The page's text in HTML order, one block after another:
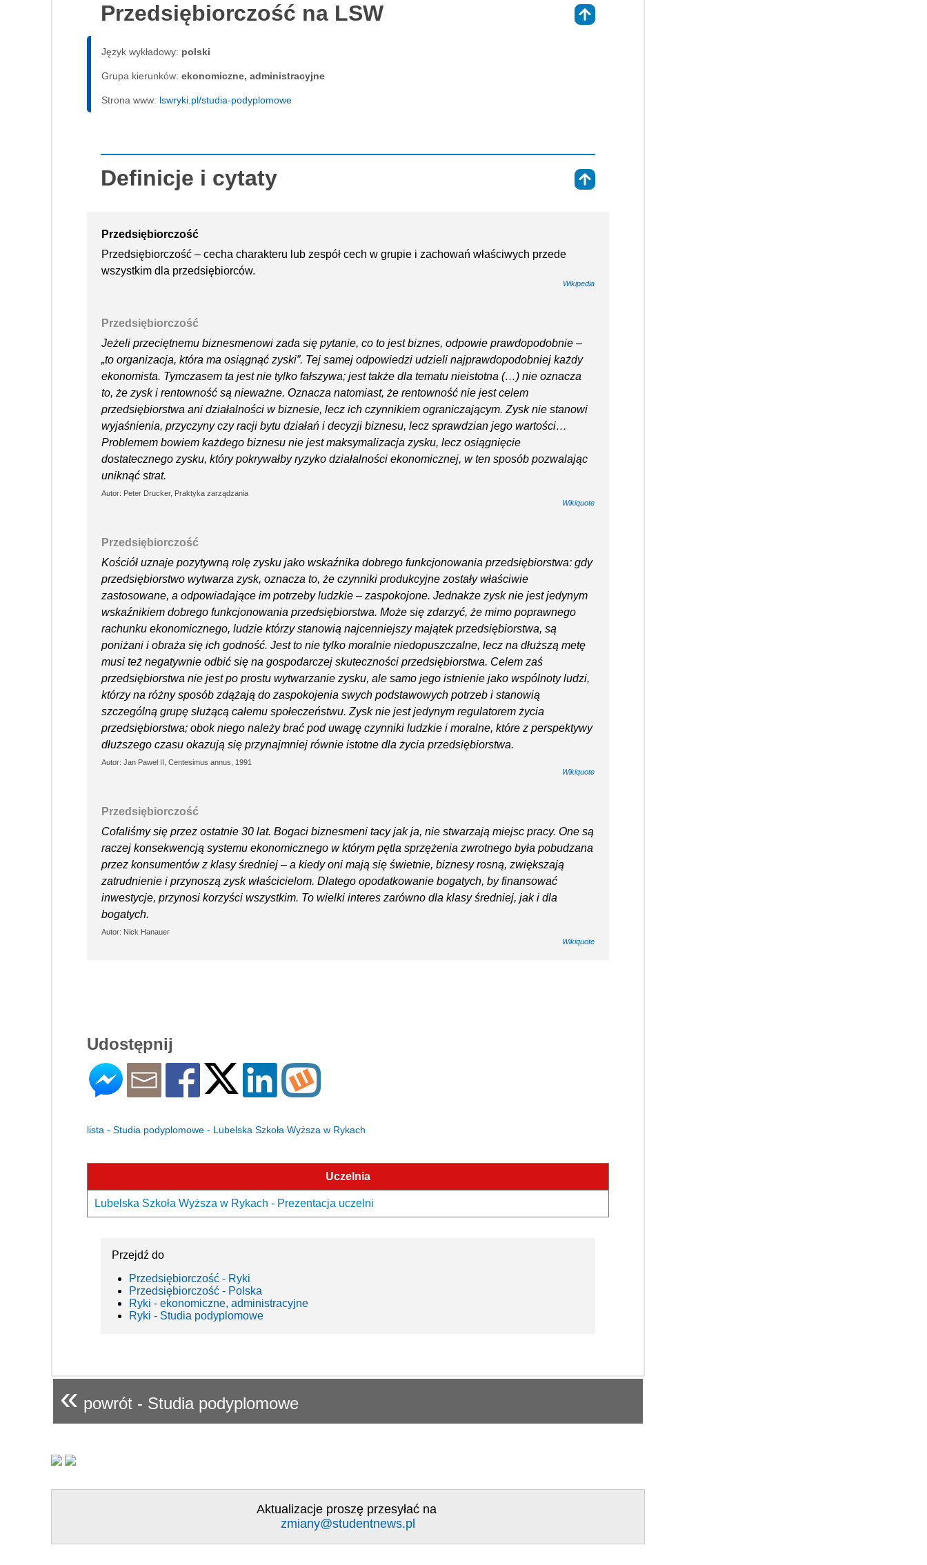
Przedsiębiorczość na LSW
Język wykładowy: polski
Grupa kierunków: ekonomiczne, administracyjne
Strona www: lswryki.pl/studia-podyplomowe
Definicje i cytaty
Przedsiębiorczość
Przedsiębiorczość – cecha charakteru lub zespół cech w grupie i zachowań właściwych przede
wszystkim dla przedsiębiorców.
Wikipedia
Przedsiębiorczość
Jeżeli przeciętnemu biznesmenowi zada się pytanie, co to jest biznes, odpowie prawdopodobnie –
„to organizacja, która ma osiągnąć zyski”. Tej samej odpowiedzi udzieli najprawdopodobniej każdy
ekonomista. Tymczasem ta jest nie tylko fałszywa; jest także dla tematu nieistotna (…) nie oznacza
to, że zysk i rentowność są nieważne. Oznacza natomiast, że rentowność nie jest celem
przedsiębiorstwa ani działalności w biznesie, lecz ich czynnikiem ograniczającym. Zysk nie stanowi
wyjaśnienia, przyczyny czy racji bytu działań i decyzji biznesu, lecz sprawdzian jego wartości…
Problemem bowiem każdego biznesu nie jest maksymalizacja zysku, lecz osiągnięcie
dostatecznego zysku, który pokrywałby ryzyko działalności ekonomicznej, w ten sposób pozwalając
uniknąć strat.
Autor: Peter Drucker, Praktyka zarządzania
Wikiquote
Przedsiębiorczość
Kościół uznaje pozytywną rolę zysku jako wskaźnika dobrego funkcjonowania przedsiębiorstwa: gdy
przedsiębiorstwo wytwarza zysk, oznacza to, że czynniki produkcyjne zostały właściwie
zastosowane, a odpowiadające im potrzeby ludzkie – zaspokojone. Jednakże zysk nie jest jedynym
wskaźnikiem dobrego funkcjonowania przedsiębiorstwa. Może się zdarzyć, że mimo poprawnego
rachunku ekonomicznego, ludzie którzy stanowią najcenniejszy majątek przedsiębiorstwa, są
poniżani i obraża się ich godność. Jest to nie tylko moralnie niedopuszczalne, lecz na dłuższą metę
musi też negatywnie odbić się na gospodarczej skuteczności przedsiębiorstwa. Celem zaś
przedsiębiorstwa nie jest po prostu wytwarzanie zysku, ale samo jego istnienie jako wspólnoty ludzi,
którzy na różny sposób zdążają do zaspokojenia swych podstawowych potrzeb i stanowią
szczególną grupę służącą całemu społeczeństwu. Zysk nie jest jedynym regulatorem życia
przedsiębiorstwa; obok niego należy brać pod uwagę czynniki ludzkie i moralne, które z perspektywy
dłuższego czasu okazują się przynajmniej równie istotne dla życia przedsiębiorstwa.
Autor: Jan Paweł II, Centesimus annus, 1991
Wikiquote
Przedsiębiorczość
Cofaliśmy się przez ostatnie 30 lat. Bogaci biznesmeni tacy jak ja, nie stwarzają miejsc pracy. One są
raczej konsekwencją systemu ekonomicznego w którym pętla sprzężenia zwrotnego była pobudzana
przez konsumentów z klasy średniej – a kiedy oni mają się świetnie, biznesy rosną, zwiększają
zatrudnienie i przynoszą zysk właścicielom. Dlatego opodatkowanie bogatych, by finansować
inwestycje, przynosi korzyści wszystkim. To wielki interes zarówno dla klasy średniej, jak i dla
bogatych.
Autor: Nick Hanauer
Wikiquote
Udostępnij
lista - Studia podyplomowe - Lubelska Szkoła Wyższa w Rykach
Uczelnia
Lubelska Szkoła Wyższa w Rykach - Prezentacja uczelni
Przejdź do
Przedsiębiorczość - Ryki
Przedsiębiorczość - Polska
Ryki - ekonomiczne, administracyjne
Ryki - Studia podyplomowe
« powrót - Studia podyplomowe
Aktualizacje proszę przesyłać na
zmiany@studentnews.pl